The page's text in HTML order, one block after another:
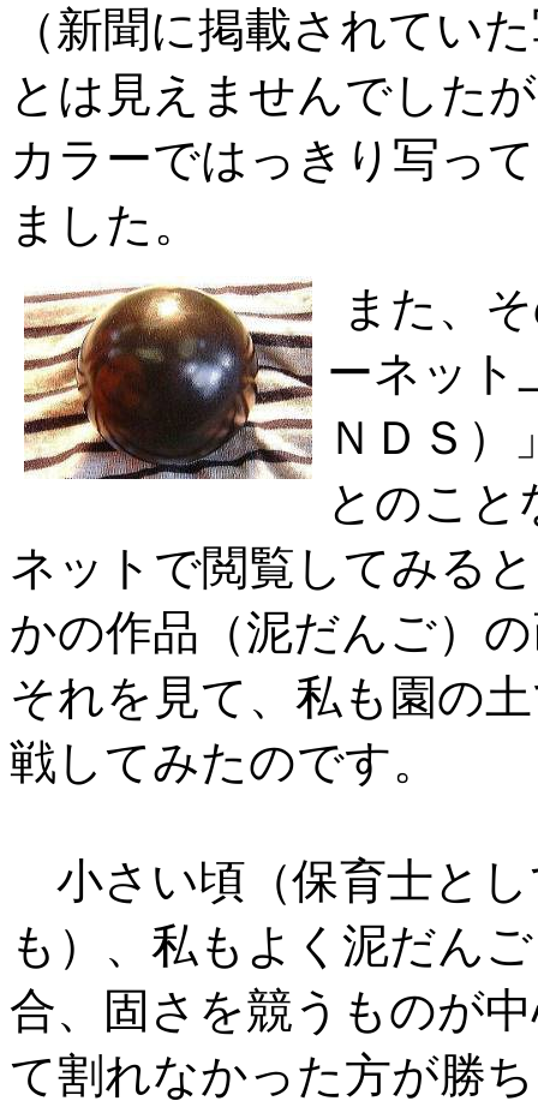
（新聞に掲載されてい
とは見えませんでした
カラーではっきり写っ
ました。
また、
ーネット
ＮＤＳ
とのこと
ネットで閲覧してみる
かの作品（泥だんご）
それを見て、私も園の
戦してみたのです。
小さい頃（保育士と
も）、私もよく泥だん
合、固さを競うものが
て割れなかった方が勝